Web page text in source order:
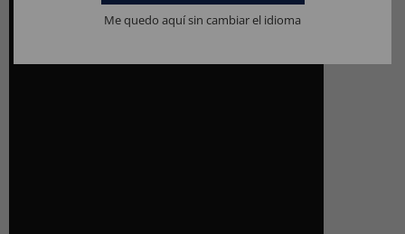
Me quedo aquí sin cambiar el idioma